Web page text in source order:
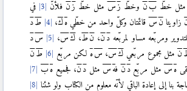
مثل خطّ ب ن وخطّ ز س مثل خطّ زن فلأنّ
في
زاويتان س قائمتان وكلّ واحد من خطّيهك، ط د
ومربّعه مساو لمربّعه دن، نط ، ك س، سد
ن مثل مجموع مربّعي ك س، س ه لكن مربّع ط ن
ه س مثل مربّعد ن فه س مثل دن، فجميع ه ب
بنا إلى إعادة الباقي لأنّه معلوم من الكتاب ولو شئنا